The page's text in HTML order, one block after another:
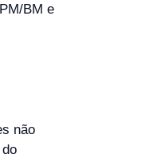
BM e
não